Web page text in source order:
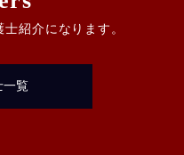
紹介になります。
一覧